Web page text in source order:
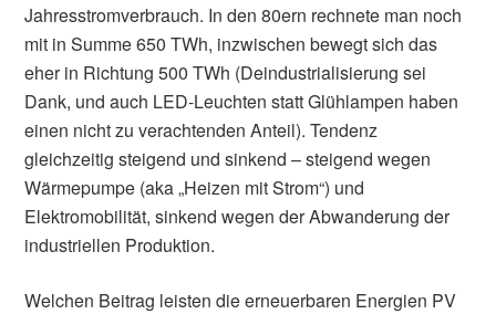
Jahresstromverbrauch. In den 80ern rechnete man noch
mit in Summe 650 TWh, inzwischen bewegt sich das
eher in Richtung 500 TWh (Deindustrialisierung sei
Dank, und auch LED-Leuchten statt Glühlampen haben
einen nicht zu verachtenden Anteil). Tendenz
gleichzeitig steigend und sinkend – steigend wegen
Wärmepumpe (aka „Heizen mit Strom“) und
Elektromobilität, sinkend wegen der Abwanderung der
industriellen Produktion.
Welchen Beitrag leisten die erneuerbaren Energien PV